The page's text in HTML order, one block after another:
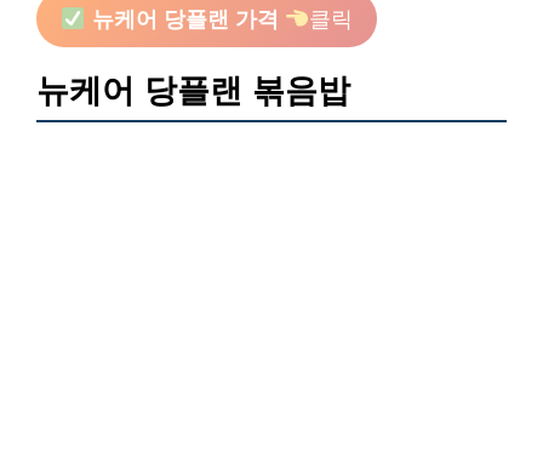
뉴케어 당플랜 가격 클릭
뉴케어 당플랜 볶음밥